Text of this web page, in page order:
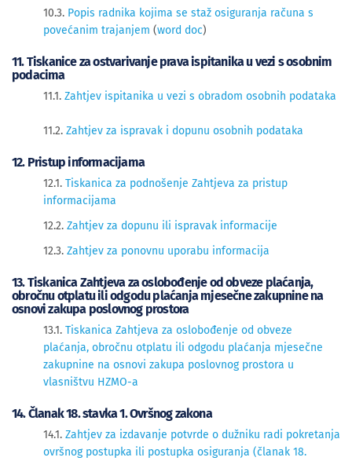
10.3. Popis radnika kojima se staž osiguranja računa s
povećanim trajanjem (word doc)
11. Tiskanice za ostvarivanje prava ispitanika u vezi s osobnim
podacima
11.1. Zahtjev ispitanika u vezi s obradom osobnih podataka
11.2. Zahtjev za ispravak i dopunu osobnih podataka
12. Pristup informacijama
12.1. Tiskanica za podnošenje Zahtjeva za pristup
informacijama
12.2. Zahtjev za dopunu ili ispravak informacije
12.3. Zahtjev za ponovnu uporabu informacija
13. Tiskanica Zahtjeva za oslobođenje od obveze plaćanja,
obročnu otplatu ili odgodu plaćanja mjesečne zakupnine na
osnovi zakupa poslovnog prostora
13.1. Tiskanica Zahtjeva za oslobođenje od obveze
plaćanja, obročnu otplatu ili odgodu plaćanja mjesečne
zakupnine na osnovi zakupa poslovnog prostora u
vlasništvu HZMO-a
14. Članak 18. stavka 1. Ovršnog zakona
14.1. Zahtjev za izdavanje potvrde o dužniku radi pokretanja
ovršnog postupka ili postupka osiguranja (članak 18.